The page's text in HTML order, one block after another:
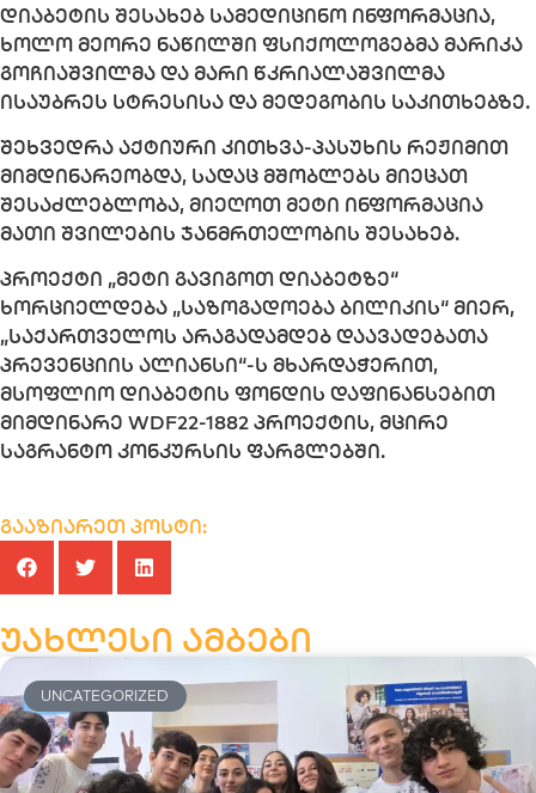
დიაბეტის შესახებ სამედიცინო ინფორმაცია,
ხოლო მეორე ნაწილში ფსიქოლოგებმა მარიკა
გოჩიაშვილმა და მარი წკრიალაშვილმა
ისაუბრეს სტრესისა და მედეგობის საკითხებზე.
შეხვედრა აქტიური კითხვა-პასუხის რეჟიმით
მიმდინარეობდა, სადაც მშობლებს მიეცათ
შესაძლებლობა, მიეღოთ მეტი ინფორმაცია
მათი შვილების ჯანმრთელობის შესახებ.
პროექტი „მეტი გავიგოთ დიაბეტზე“
ხორციელდება „საზოგადოება ბილიკის“ მიერ,
„საქართველოს არაგადამდებ დაავადებათა
პრევენციის ალიანსი“-ს მხარდაჭერით,
მსოფლიო დიაბეტის ფონდის დაფინანსებით
მიმდინარე WDF22-1882 პროექტის, მცირე
საგრანტო კონკურსის ფარგლებში.
გააზიარეთ პოსტი:
უახლესი ამბები
UNCATEGORIZED